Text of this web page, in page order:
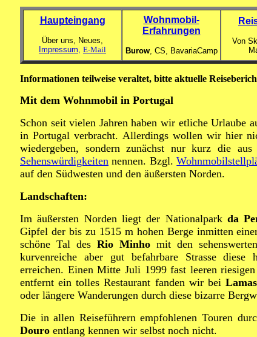
Haupteingang
Über uns, Neues,
Impressum, E-Mail
Wohnmobil-
Erfahrungen
Burow, CS, BavariaCamp
Von
Informationen teilweise veraltet, bitte aktuelle
Mit dem Wohnmobil in Portugal
Schon seit vielen Jahren haben wir etliche Urlaube
in Portugal verbracht. Allerdings wollen wir hier
wiedergeben, sondern zunächst nur kurz die aus
Sehenswürdigkeiten nennen. Bzgl.
auf den Südwesten und den äußersten Norden.
Landschaften:
Im äußersten Norden liegt der Nationalpark da
Gipfel der bis zu 1515 m hohen Berge inmitten
schöne Tal des Rio Minhomit den
kurvenreiche aber gut befahrbare Strasse diese
erreichen. Einen Mitte Juli 1999 fast leeren
entfernt ein tolles Restaurant fanden wir bei
oder längere Wanderungen durch diese bizarre
Die in allen Reiseführern empfohlenen Touren
Douro entlang kennen wir selbst noch nicht.